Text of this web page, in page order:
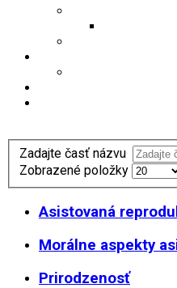
Zadajte časť názvu
Zobrazené položky
Asistovaná
Morálne aspekty
Prirodzenosť